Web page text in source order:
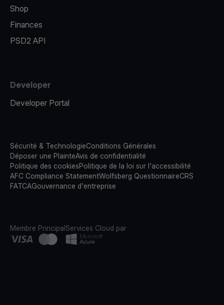
Shop
Finances
PSD2 API
Developer
Developer Portal
Sécurité & TechnologieConditions Générales
Déposer une PlainteAvis de confidentialité
Politique des cookiesPolitique de la loi sur l'accessibilité
AFC Compliance StatementWolfsberg QuestionnaireCRS
FATCAGouvernance d'entreprise
Membre PrincipalServices Cloud par